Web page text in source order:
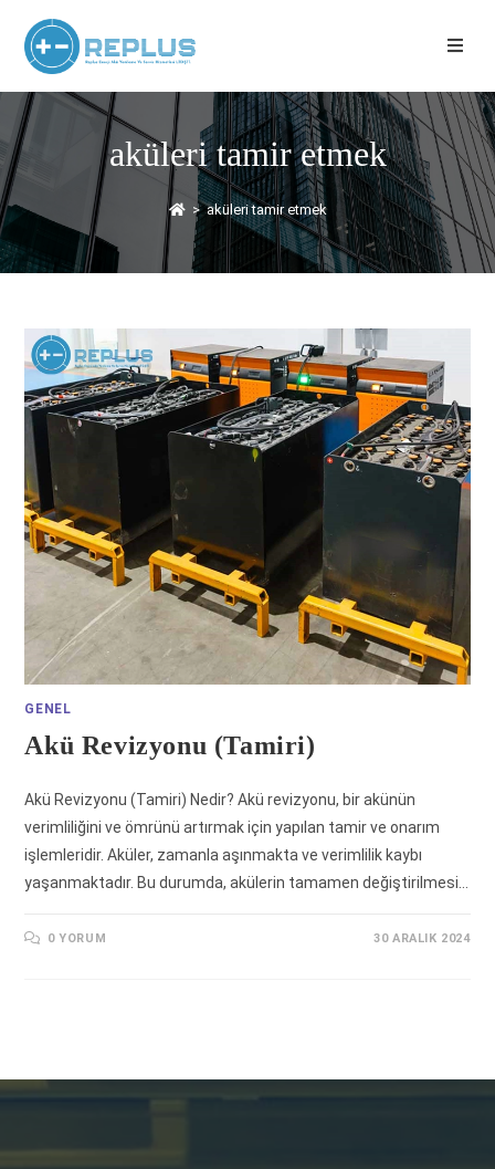
aküleri tamir etmek
> aküleri tamir etmek
GENEL
Akü Revizyonu (Tamiri)
Akü Revizyonu (Tamiri) Nedir? Akü revizyonu, bir akünün
verimliliğini ve ömrünü artırmak için yapılan tamir ve onarım
işlemleridir. Aküler, zamanla aşınmakta ve verimlilik kaybı
yaşanmaktadır. Bu durumda, akülerin tamamen değiştirilmesi…
0 YORUM 30 ARALIK 2024